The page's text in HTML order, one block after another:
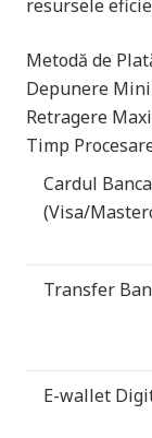
resursele
Metodă de
Depunere
Retragere
Timp
Cardul
(Visa/
Transfer
E-wallet